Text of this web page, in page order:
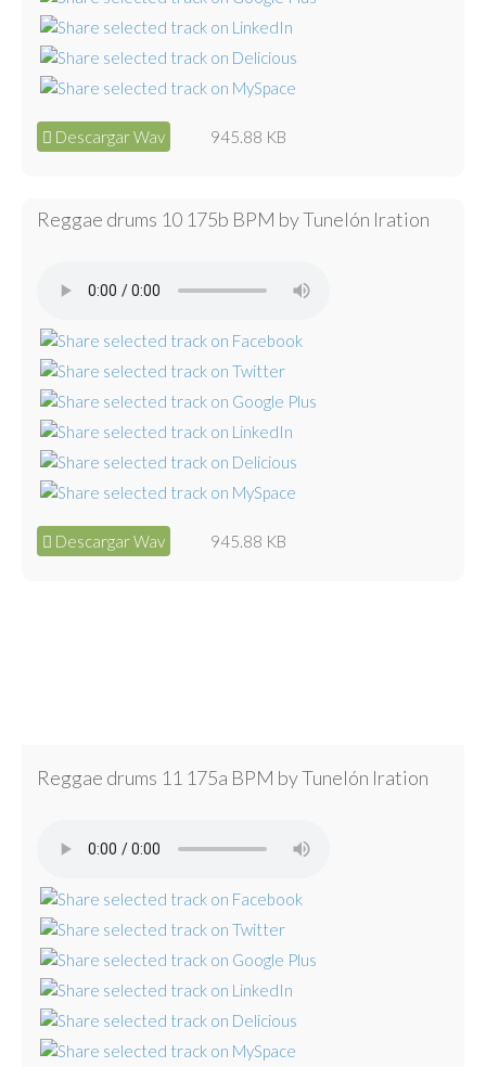
Descargar Wav 945.88 KB
Reggae drums 10 175b BPM by Tunelón Iration
Descargar Wav 945.88 KB
Reggae drums 11 175a BPM by Tunelón Iration